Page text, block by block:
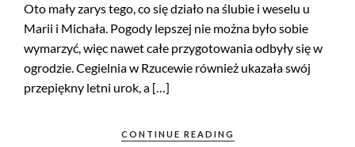
Oto mały zarys tego, co się działo na ślubie i weselu u
Marii i Michała. Pogody lepszej nie można było sobie
wymarzyć, więc nawet całe przygotowania odbyły się w
ogrodzie. Cegielnia w Rzucewie również ukazała swój
przepiękny letni urok, a […]
CONTINUE READING